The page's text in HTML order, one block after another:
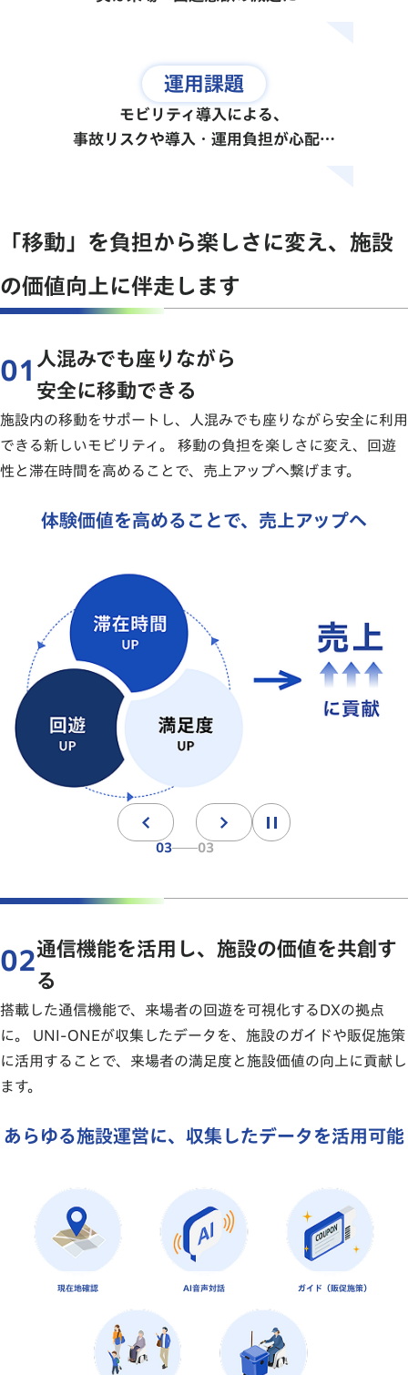
運用課題
モビリティ導入による、
事故リスクや導入・運用負担が心配…
「移動」を負担から楽しさに変え、 施設
の価値向上に伴走します
移動を負担から、楽しい体験に
移動が
01 人混みでも座りながら
安全に移動できる
施設内の移動をサポートし、人混みでも座りながら安全に利用
できる新しいモビリティ。 移動の負担を楽しさに変え、回遊
性と滞在時間を高めることで、売上アップへ繋げます。
02 03
独自の通信機能で、来場者の移動を可視化
02通信機能を活用し、施設の価値を共創す
る
搭載した通信機能で、来場者の回遊を可視化するDXの拠点
に。 UNI-ONEが収集したデータを、施設のガイドや販促施策
に活用することで、来場者の満足度と施設価値の向上に貢献し
ます。